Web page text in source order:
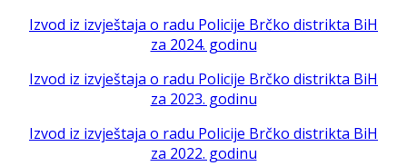
Izvod iz izvještaja o radu Policije Brčko distrikta BiH
za 2024. godinu
Izvod iz izvještaja o radu Policije Brčko distrikta BiH
za 2023. godinu
Izvod iz izvještaja o radu Policije Brčko distrikta BiH
za 2022. godinu